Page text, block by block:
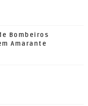
Bombeiros
Amarante